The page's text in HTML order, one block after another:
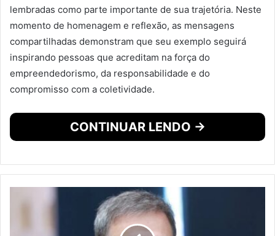
lembradas como parte importante de sua trajetória. Neste
momento de homenagem e reflexão, as mensagens
compartilhadas demonstram que seu exemplo seguirá
inspirando pessoas que acreditam na força do
empreendedorismo, da responsabilidade e do
compromisso com a coletividade.
CONTINUAR LENDO →